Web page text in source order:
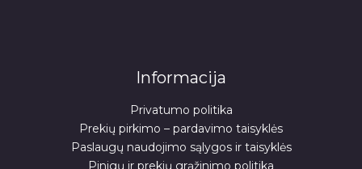
Informacija
Privatumo politika
Prekių pirkimo – pardavimo taisyklės
Paslaugų naudojimo sąlygos ir taisyklės
Pinigų ir prekių grąžinimo politika